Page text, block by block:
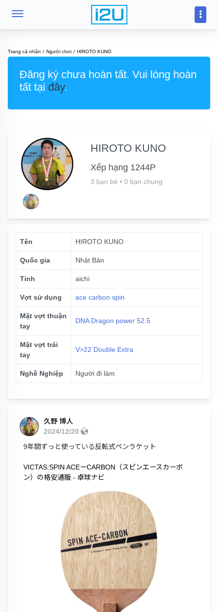
Trang cá nhân Người chơi HIROTO KUNO
Đăng ký chưa hoàn tất. Vui lòng hoàn
tất tại đây.
HIROTO KUNO
Xếp hạng 1244P
3 bạn bè • 0 bạn chung
Tên HIROTO KUNO
Quốc gia Nhật Bản
Tỉnh aichi
Vợt sử dụng ace carbon spin
Mặt vợt thuận
tay
DNA Dragon power 52.5
Mặt vợt trái
tay
V>22 Double Extra
Nghề Nghiệp Người đi làm
久野 博人
2024/12/20
9年間ずっと使っている反転式ペンラケット
VICTAS:SPIN ACEーCARBON（スピンエースカーボ
ン）の格安通販 - 卓球ナビ